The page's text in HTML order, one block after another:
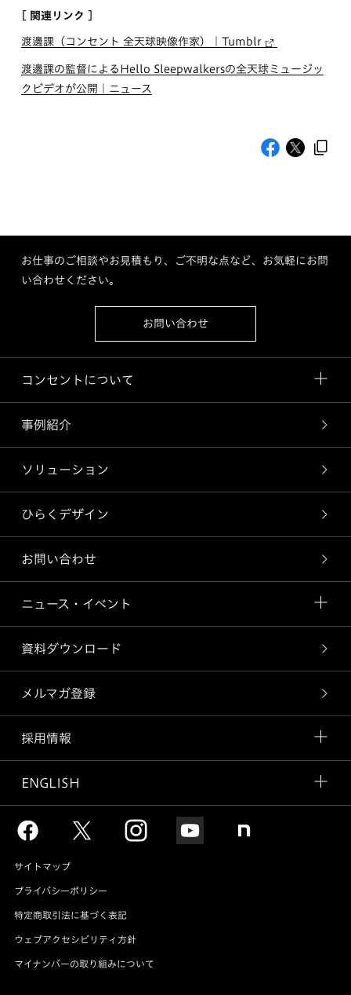
[ 関連リンク ]
渡邊課（コンセント 全天球映像作家）｜Tumblr
渡邊課の監督によるHello Sleepwalkersの全天球ミュージッ
クビデオが公開｜ニュース
お仕事のご相談やお見積もり、ご不明な点など、お気軽にお問
い合わせください。
お問い合わせ
コンセントについて
事例紹介
ソリューション
ひらくデザイン
お問い合わせ
ニュース・イベント
資料ダウンロード
メルマガ登録
採用情報
ENGLISH
サイトマップ
プライバシーポリシー
特定商取引法に基づく表記
ウェブアクセシビリティ方針
マイナンバーの取り組みについて